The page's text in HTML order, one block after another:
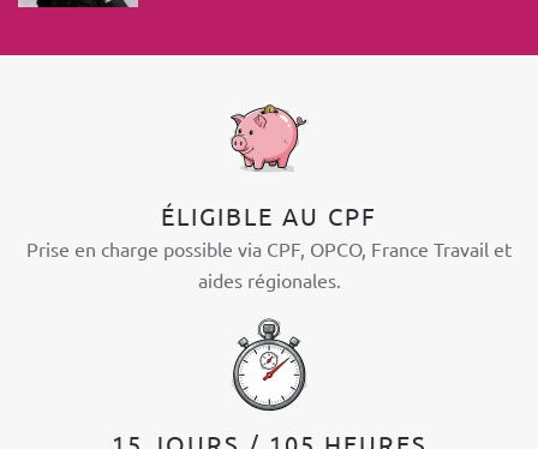
ÉLIGIBLE AU CPF
Prise en charge possible via CPF, OPCO, France Travail et
aides régionales.